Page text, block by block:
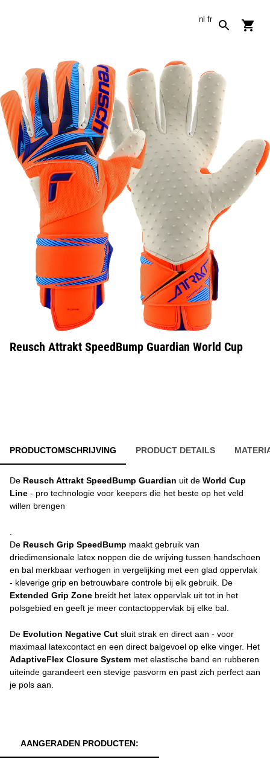
nl fr
Reusch Attrakt SpeedBump Guardian World Cup
PRODUCTOMSCHRIJVING PRODUCT DETAILS
De Reusch Attrakt SpeedBump Guardian uit de World Cup
Line - pro technologie voor keepers die het beste op het veld
willen brengen
De Reusch Grip SpeedBump maakt gebruik van
driedimensionale latex noppen die de wrijving tussen handschoen
en bal merkbaar verhogen in vergelijking met een glad oppervlak
- kleverige grip en betrouwbare controle bij elk gebruik. De
Extended Grip Zone breidt het latex oppervlak uit tot in het
polsgebied en geeft je meer contactoppervlak bij elke bal.
De Evolution Negative Cut sluit strak en direct aan - voor
maximaal latexcontact en een direct balgevoel op elke vinger. Het
AdaptiveFlex Closure System met elastische band en rubberen
uiteinde garandeert een stevige pasvorm en past zich perfect aan
je pols aan.
AANGERADEN PRODUCTEN: